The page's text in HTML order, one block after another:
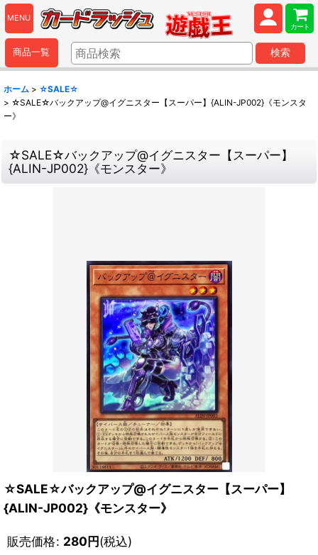
MENU
カート
商品一覧 検索
ホーム > ☆SALE☆
> ☆SALE☆バックアップ@イグニスター【スーパー】{ALIN-JP002}《モンスタ
ー》
☆SALE☆バックアップ@イグニスター【スーパー】
{ALIN-JP002}《モンスター》
☆SALE☆バックアップ@イグニスター【スーパー】
{ALIN-JP002}《モンスター》
販売価格: 280円(税込)